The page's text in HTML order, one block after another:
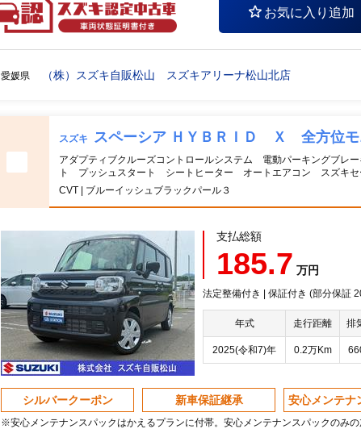
お気に入り追加
愛媛県 （株）スズキ自販松山 スズキアリーナ松山北店
スズキ スペーシア ＨＹＢＲＩＤ Ｘ 全方位モ
アダプティブクルーズコントロールシステム 電動パーキングブ
ト プッシュスタート シートヒーター オートエアコン スズキセ
CVT | ブルーイッシュブラックパール３
支払総額
185.7 万円
法定整備付き | 保証付き (部分保証
年式 走行距離 排
2025(令和7)年 0.2万Km
シルバークーポン 新車保証継承 安心メンテナ
※安心メンテナンスパックはかえるプランに付帯。安心メンテナンスパックのみの